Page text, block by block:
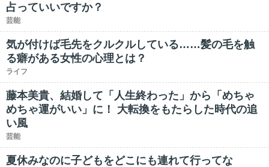
占っていいですか？
芸能
気が付けば毛先をクルクルしている……髪の毛を触
る癖がある女性の心理とは？
ライフ
藤本美貴、結婚して「人生終わった」から「めちゃ
めちゃ運がいい」に！ 大転換をもたらした時代の追
い風
芸能
夏休みなのに子どもをどこにも連れて行ってな